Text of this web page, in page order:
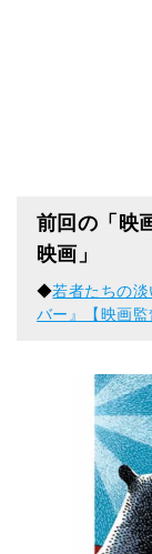
前回の「映
映画」
◆若者たちの
バー』【映画監